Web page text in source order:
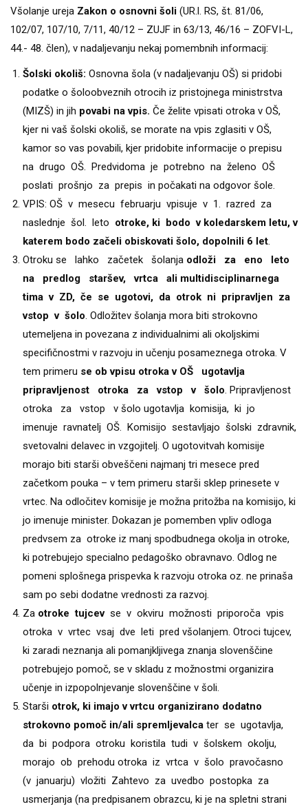
Všolanje ureja Zakon o osnovni šoli (UR.l. RS, št. 81/06,
102/07, 107/10, 7/11, 40/12 – ZUJF in 63/13, 46/16 – ZOFVI-L,
44.- 48. člen), v nadaljevanju nekaj pomembnih informacij:
Šolski okoliš: Osnovna šola (v nadaljevanju OŠ) si pridobi
podatke o šoloobveznih otrocih iz pristojnega ministrstva
(MIZŠ) in jih povabi na vpis. Če želite vpisati otroka v OŠ,
kjer ni vaš šolski okoliš, se morate na vpis zglasiti v OŠ,
kamor so vas povabili, kjer pridobite informacije o prepisu
na drugo OŠ. Predvidoma je potrebno na želeno OŠ
poslati prošnjo za prepis in počakati na odgovor šole.
VPIS: OŠ v mesecu februarju vpisuje v 1. razred za
naslednje šol. leto otroke, ki bodo v koledarskem letu, v
katerem bodo začeli obiskovati šolo, dopolnili 6 let.
Otroku se lahko začetek šolanja odloži za eno leto
na predlog staršev, vrtca ali multidisciplinarnega
tima v ZD, če se ugotovi, da otrok ni pripravljen za
vstop v šolo. Odložitev šolanja mora biti strokovno
utemeljena in povezana z individualnimi ali okoljskimi
specifičnostmi v razvoju in učenju posameznega otroka. V
tem primeru se ob vpisu otroka v OŠ ugotavlja
pripravljenost otroka za vstop v šolo. Pripravljenost
otroka za vstop v šolo ugotavlja komisija, ki jo
imenuje ravnatelj OŠ. Komisijo sestavljajo šolski zdravnik,
svetovalni delavec in vzgojitelj. O ugotovitvah komisije
morajo biti starši obveščeni najmanj tri mesece pred
začetkom pouka – v tem primeru starši sklep prinesete v
vrtec. Na odločitev komisije je možna pritožba na komisijo, ki
jo imenuje minister. Dokazan je pomemben vpliv odloga
predvsem za otroke iz manj spodbudnega okolja in otroke,
ki potrebujejo specialno pedagoško obravnavo. Odlog ne
pomeni splošnega prispevka k razvoju otroka oz. ne prinaša
sam po sebi dodatne vrednosti za razvoj.
Za otroke tujcev se v okviru možnosti priporoča vpis
otroka v vrtec vsaj dve leti pred všolanjem. Otroci tujcev,
ki zaradi neznanja ali pomanjkljivega znanja slovenščine
potrebujejo pomoč, se v skladu z možnostmi organizira
učenje in izpopolnjevanje slovenščine v šoli.
Starši otrok, ki imajo v vrtcu organizirano dodatno
strokovno pomoč in/ali spremljevalca ter se ugotavlja,
da bi podpora otroku koristila tudi v šolskem okolju,
morajo ob prehodu otroka iz vrtca v šolo pravočasno
(v januarju) vložiti Zahtevo za uvedbo postopka za
usmerjanja (na predpisanem obrazcu, ki je na spletni strani